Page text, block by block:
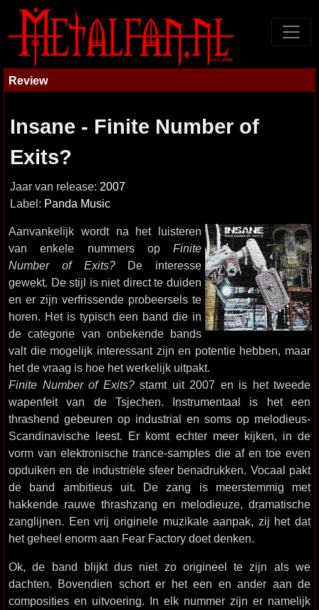
Review
Insane - Finite Number of
Exits?
Jaar van release: 2007
Label: Panda Music
Aanvankelijk wordt na het luisteren
van enkele nummers opFinite
Number of Exits?De interesse
gewekt. De stijl is niet direct te duiden
en er zijn verfrissende probeersels te
horen. Het is typisch een band die in
de categorie van onbekende bands
valt die mogelijk interessant zijn en potentie hebben, maar
het de vraag is hoe het werkelijk uitpakt.
Finite Number of Exits?stamt uit 2007 en is het tweede
wapenfeit van de Tsjechen. Instrumentaal is het een
thrashend gebeuren op industrial en soms op melodieus-
Scandinavische leest. Er komt echter meer kijken, in de
vorm van elektronische trance-samples die af en toe even
opduiken en de industriële sfeer benadrukken. Vocaal pakt
de band ambitieus uit. De zang is meerstemmig met
hakkende rauwe thrashzang en melodieuze, dramatische
zanglijnen. Een vrij originele muzikale aanpak, zij het dat
het geheel enorm aan Fear Factory doet denken.
Ok, de band blijkt dus niet zo origineel te zijn als we
dachten. Bovendien schort er het een en ander aan de
composities en uitvoering. In elk nummer zijn er namelijk